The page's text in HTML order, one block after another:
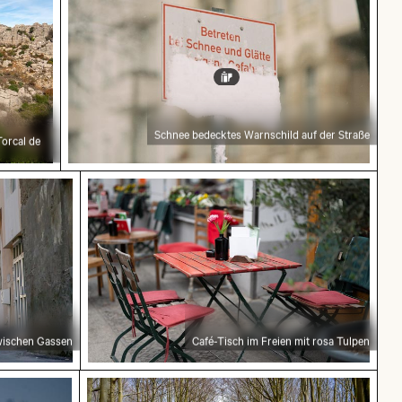
de Schnee bedecktes Warnschild auf der Straße
zwischen Gassen
Gassen
Café-Tisch im Freien mit rosa Tulpen
Café-Tisch im Freien mit rosa Tulpen
mit rosa Farbtönen
Ruhiger Waldweg umgeben von hohen